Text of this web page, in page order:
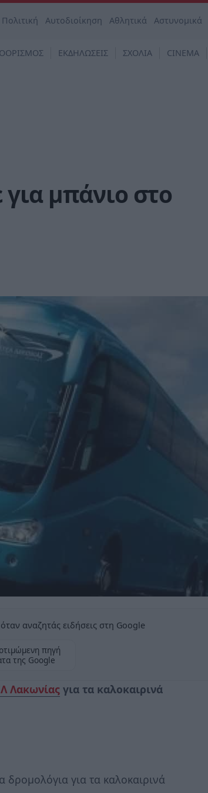
Πολιτική Αυτοδιοίκηση Αθλητικά Αστυνομικά
ΕΚΔΗΛΩΣΕΙΣ ΣΧΟΛΙΑ CINEMA
μπάνιο στο
αναζητάς ειδήσεις στη Google
πηγή
της Google
Λακωνίας για τα καλοκαιρινά
για τα καλοκαιρινά